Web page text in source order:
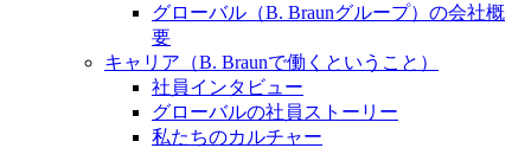
お問合せ先、価格情報、E-Shopのご案内など販売店さ
ま向けの情報スペースです。
グローバル（B. Braunグループ）の会社概
要
キャリア（B. Braunで働くということ）
社員インタビュー
グローバルの社員ストーリー
私たちのカルチャー